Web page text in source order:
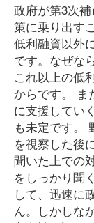
政府が第3次
策に乗り出す
低利融資以外
です。なぜな
これ以上の低
からです。 ま
に支援してい
も未定です。
を視察した後
聞いた上での
をしっかり聞
して、迅速に
ん。しかしな